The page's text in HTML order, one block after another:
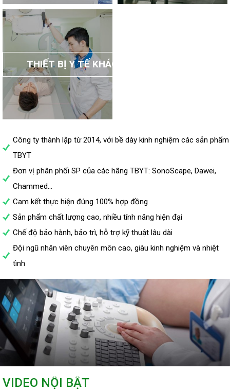
THIẾT BỊ Y TẾ KHÁC
Công ty thành lập từ 2014, với bề dày kinh nghiệm các sản phẩm
TBYT
Đơn vị phân phối SP của các hãng TBYT: SonoScape, Dawei,
Chammed...
Cam kết thực hiện đúng 100% hợp đồng
Sản phẩm chất lượng cao, nhiều tính năng hiện đại
Chế độ bảo hành, bảo trì, hỗ trợ kỹ thuật lâu dài
Đội ngũ nhân viên chuyên môn cao, giàu kinh nghiệm và nhiệt
tình
VIDEO NỘI BẬT